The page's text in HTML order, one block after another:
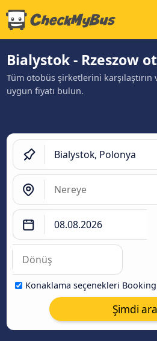
Bialystok - Rzeszow
Tüm otobüs şirketlerini karşılaştırın
uygun fiyatı bulun.
Konaklama seçenekleri
Şimdi ara